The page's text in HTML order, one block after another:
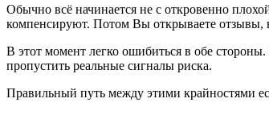
Обычно всё начинается не с откровенно
компенсируют. Потом Вы открываете отзывы,
В этот момент легко ошибиться в обе
пропустить реальные сигналы риска.
Правильный путь между этими крайностями